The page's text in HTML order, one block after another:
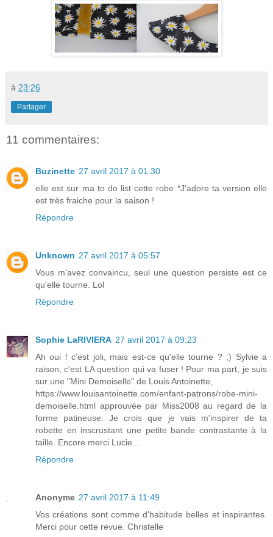
à 23:26
Partager
11 commentaires:
Buzinette 27 avril 2017 à 01:30
elle est sur ma to do list cette robe *J'adore ta version elle
est très fraiche pour la saison !
Répondre
Unknown 27 avril 2017 à 05:57
Vous m'avez convaincu, seul une question persiste est ce
qu'elle tourne. Lol
Répondre
Sophie LaRIVIERA 27 avril 2017 à 09:23
Ah oui ! c'est joli, mais est-ce qu'elle tourne ? ;) Sylvie a
raison, c'est LA question qui va fuser ! Pour ma part, je suis
sur une "Mini Demoiselle" de Louis Antoinette,
https://www.louisantoinette.com/enfant-patrons/robe-mini-
demoiselle.html approuvée par Miss2008 au regard de la
forme patineuse. Je crois que je vais m'inspirer de ta
robette en inscrustant une petite bande contrastante à la
taille. Encore merci Lucie...
Répondre
Anonyme 27 avril 2017 à 11:49
Vos créations sont comme d'habitude belles et inspirantes.
Merci pour cette revue. Christelle